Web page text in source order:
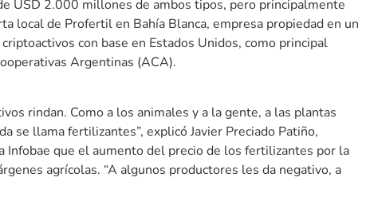
USD 2.000 millones de ambos tipos, pero principalmente
local de Profertil en Bahía Blanca, empresa propiedad en un
con base en Estados Unidos, como principal
Argentinas (ACA).
rindan. Como a los animales y a la gente, a las plantas
se llama fertilizantes”, explicó Javier Preciado Patiño,
Infobae que el aumento del precio de los fertilizantes por la
agrícolas. “A algunos productores les da negativo, a